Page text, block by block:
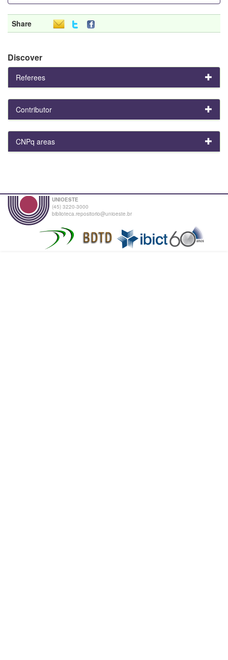
Share
Discover
Referees
Contributor
CNPq areas
UNIOESTE
(45) 3220-3000
biblioteca.repositorio@unioeste.br